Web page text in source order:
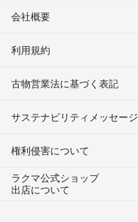
会社概要
利用規約
古物営業法に基づく表記
サステナビリティメッセージ
権利侵害について
ラクマ公式ショップ
出店について